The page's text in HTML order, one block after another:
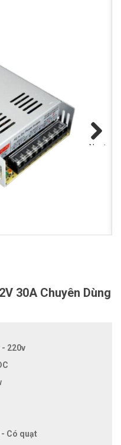
30A Chuyên Dùng
- 220v
- Có quạt